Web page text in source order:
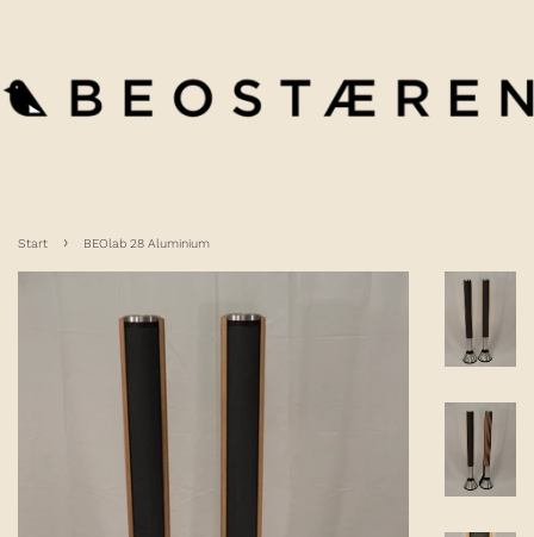
Start › BEOlab 28 Aluminium